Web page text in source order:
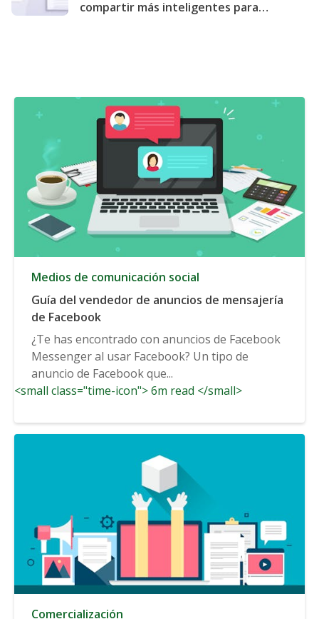
compartir más inteligentes para
Medios de comunicación social
Guía del vendedor de anuncios de mensajería
de Facebook
¿Te has encontrado con anuncios de Facebook
Messenger al usar Facebook? Un tipo de
anuncio de Facebook que...
<small class="time-icon"> 6m read </small>
Comercialización